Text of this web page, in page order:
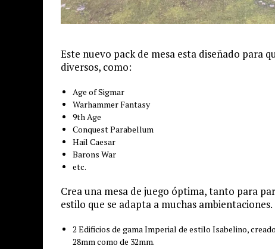
Este nuevo pack de mesa esta diseñado para
diversos, como:
Age of Sigmar
Warhammer Fantasy
9th Age
Conquest Parabellum
Hail Caesar
Barons War
etc.
Crea una mesa de juego óptima, tanto para
estilo que se adapta a muchas ambientaciones.
2 Edificios de gama Imperial de estilo Isabelino,
28mm como de 32mm.